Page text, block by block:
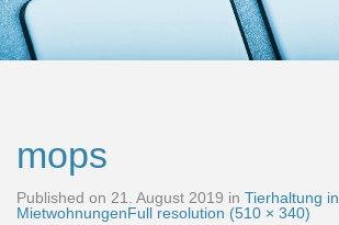
mops
Published on 21. August 2019 in Tierhaltung in
MietwohnungenFull resolution (510 × 340)